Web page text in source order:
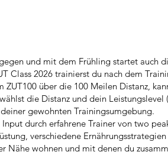
und mit dem Frühling startet auch
Class 2026 trainierst du nach dem
ZUT100 über die 100 Meilen Distanz,
die Distanz und dein
gewohnten Trainingsumgebung.
durch erfahrene Trainer von two
verschiedene
Nähe wohnen und mit denen du